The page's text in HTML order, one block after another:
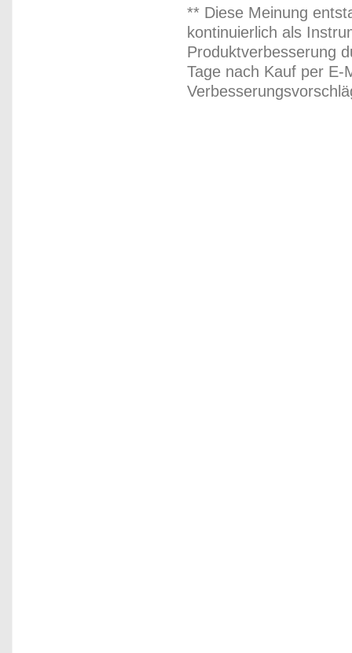
** Diese Meinung
kontinuierlich als
Produktverbesserung
Tage nach Kauf per E-